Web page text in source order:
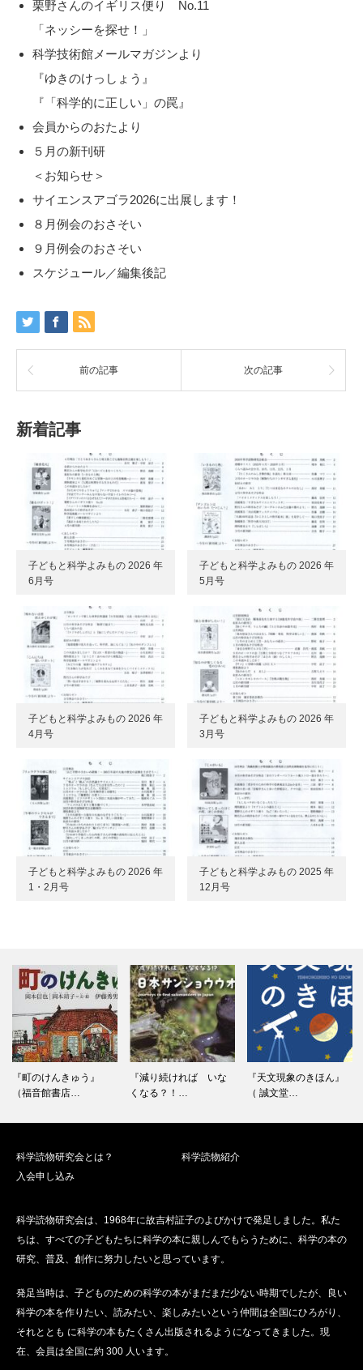
栗野さんのイギリス便り No.11
「ネッシーを探せ！」
科学技術館メールマガジンより
『ゆきのけっしょう』
『「科学的に正しい」の罠』
会員からのおたより
５月の新刊研
＜お知らせ＞
サイエンスアゴラ2026に出展します！
８月例会のおさそい
９月例会のおさそい
スケジュール／編集後記
前の記事 次の記事
新着記事
子どもと科学よみもの 2026 年
6月号
子どもと科学よみもの 2026 年
5月号
子どもと科学よみもの 2026 年
4月号
子どもと科学よみもの 2026 年
3月号
子どもと科学よみもの 2026 年
1・2月号
子どもと科学よみもの 2025 年
12月号
『町のけんきゅう』
（福音館書店…
『減り続ければ いな
くなる？！…
『天文現象のきほん』
（ 誠文堂…
科学読物研究会とは？
科学読物紹介
入会申し込み
科学読物研究会は、1968年に故吉村証子のよびかけで発足しました。私た
ちは、すべての子どもたちに科学の本に親しんでもらうために、科学の本の
研究、普及、創作に努力したいと思っています。
発足当時は、子どものための科学の本がまだまだ少ない時期でしたが、良い
科学の本を作りたい、読みたい、楽しみたいという仲間は全国にひろがり、
それととも に科学の本もたくさん出版されるようになってきました。現
在、会員は全国に約 300 人います。